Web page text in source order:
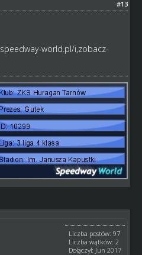
#13
world.pl/i,zobacz-
Liczba postów: 97
Liczba wątków: 2
Dołączył: Jun 2017